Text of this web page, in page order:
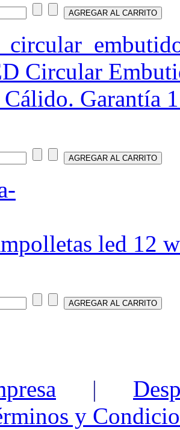
Circular
Garantía
led 12
|
y